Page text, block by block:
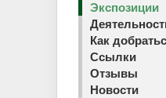
Экспозиции
Как
Ссылки
Отзывы
Новости